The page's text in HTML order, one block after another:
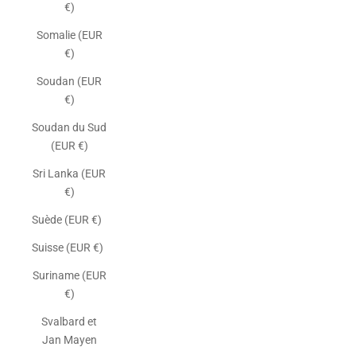
€)
Somalie (EUR
€)
Soudan (EUR
€)
Soudan du Sud
(EUR €)
Sri Lanka (EUR
€)
Suède (EUR €)
Suisse (EUR €)
Suriname (EUR
€)
Svalbard et
Jan Mayen